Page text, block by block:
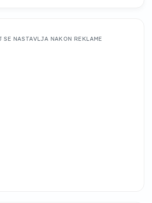
SE NASTAVLJA NAKON REKLAME